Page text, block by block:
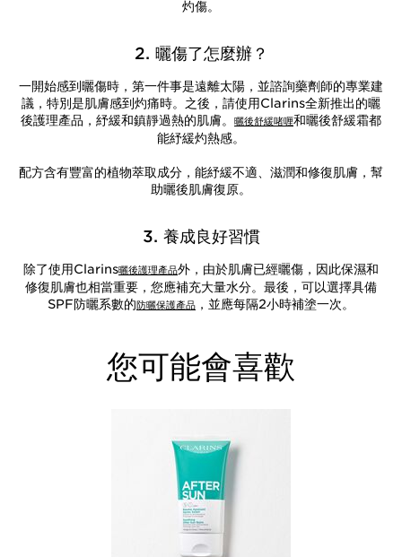
灼傷。
2. 曬傷了怎麼辦？
一開始感到曬傷時，第一件事是遠離太陽，並諮詢藥劑師的專業建
議，特別是肌膚感到灼痛時。之後，請使用Clarins全新推出的曬
後護理產品，紓緩和鎮靜過熱的肌膚。 曬後舒緩啫喱和曬後舒緩霜都
能紓緩灼熱感。
配方含有豐富的植物萃取成分，能紓緩不適、滋潤和修復肌膚，幫
助曬後肌膚復原。
3. 養成良好習慣
除了使用Clarins曬後護理產品外，由於肌膚已經曬傷，因此保濕和
修復肌膚也相當重要，您應補充大量水分。最後，可以選擇具備
SPF防曬系數的防曬保護產品 ，並應每隔2小時補塗一次。
您可能會喜歡